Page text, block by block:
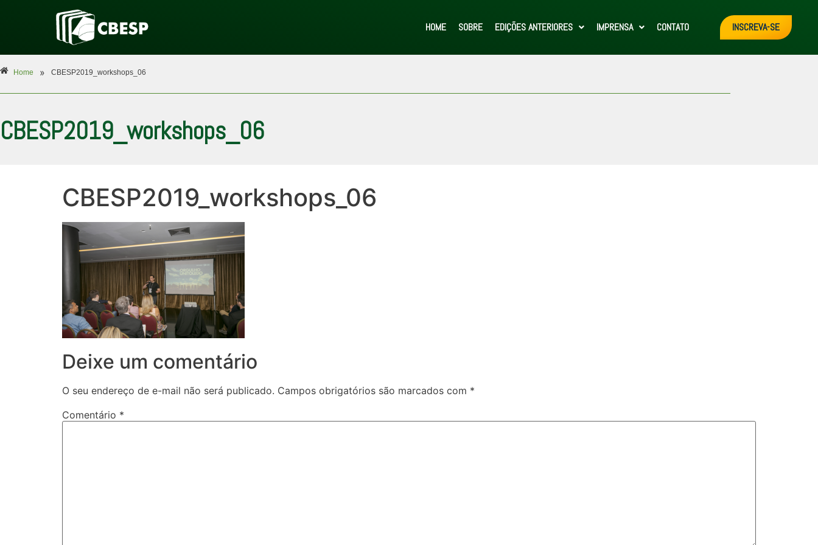
HOME SOBRE EDIÇÕES ANTERIORES IMPRENSA CONTATO INSCREVA-SE
Home » CBESP2019_workshops_06
CBESP2019_workshops_06
CBESP2019_workshops_06
Deixe um comentário
O seu endereço de e-mail não será publicado. Campos obrigatórios são marcados com *
Comentário *